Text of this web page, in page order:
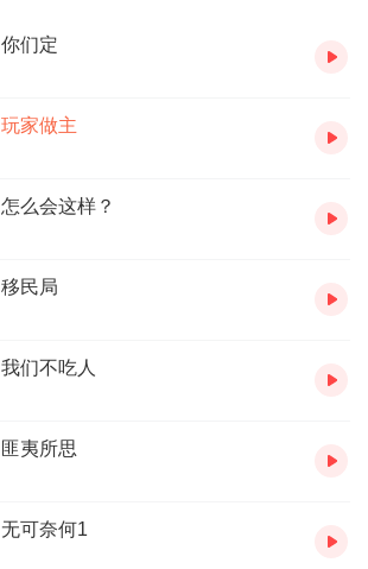
们定
家做主
么会这样？
民局
们不吃人
夷所思
可奈何1